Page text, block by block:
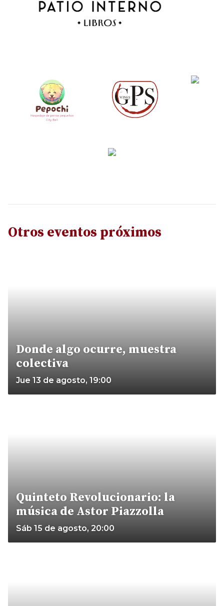
Otros eventos próximos
Donde algo ocurre, muestra
colectiva
Jue 13 de agosto, 19:00
Quinteto Revolucionario: la
música de Astor Piazzolla
Sáb 15 de agosto, 20:00